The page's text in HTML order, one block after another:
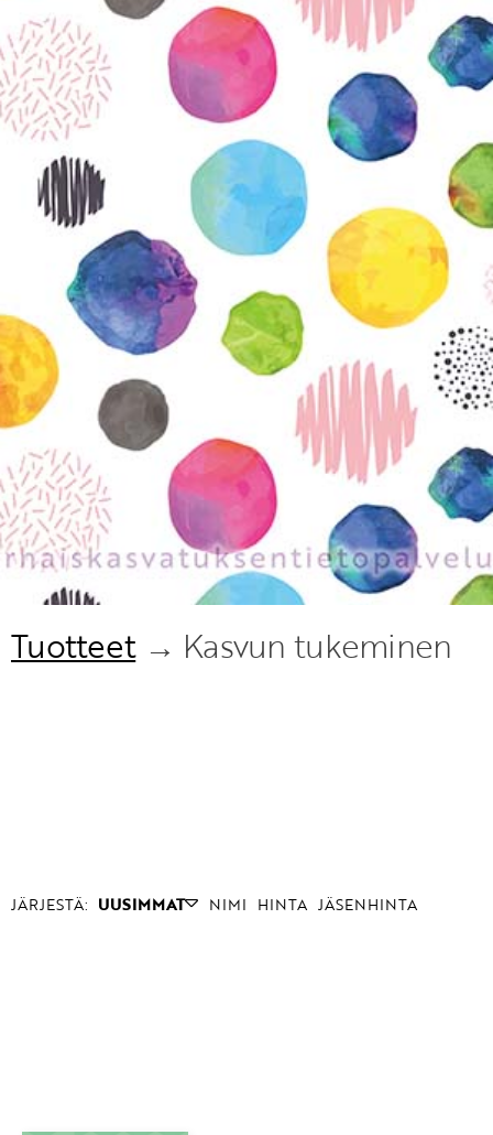
Tuotteet→ Kasvun tukeminen
JÄRJESTÄ: UUSIMMAT NIMI HINTA JÄSENHINTA